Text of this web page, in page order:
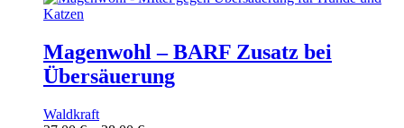
Magenwohl – BARF Zusatz bei
Übersäuerung
Waldkraft